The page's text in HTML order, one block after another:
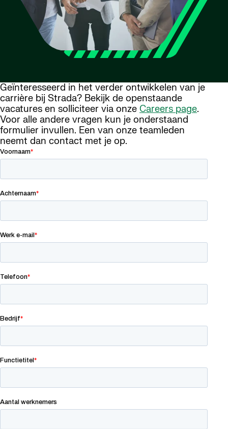
Geïnteresseerd in het verder ontwikkelen van je
carrière bij Strada? Bekijk de openstaande
vacatures en solliciteer via onze Careers page.
Voor alle andere vragen kun je onderstaand
formulier invullen. Een van onze teamleden
neemt dan contact met je op.